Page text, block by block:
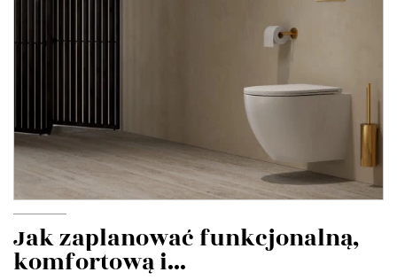
Jak zaplanować funkcjonalną,
komfortową i...